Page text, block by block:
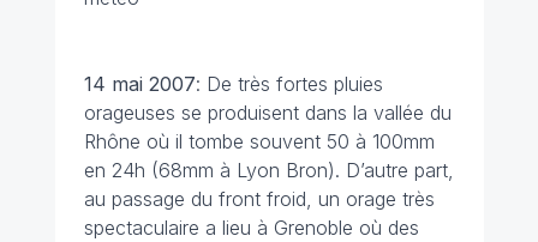
14 mai 2007: De très fortes pluies
orageuses se produisent dans la vallée du
Rhône où il tombe souvent 50 à 100mm
en 24h (68mm à Lyon Bron). D’autre part,
au passage du front froid, un orage très
spectaculaire a lieu à Grenoble où des